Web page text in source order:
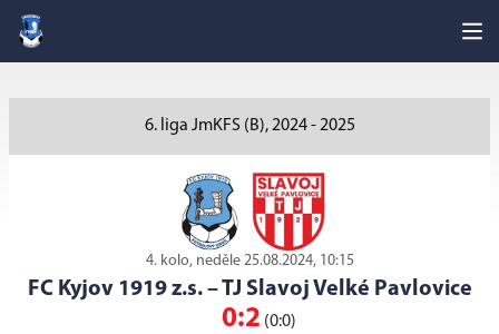
6. liga JmKFS (B), 2024 - 2025
4. kolo, neděle 25.08.2024, 10:15
FC Kyjov 1919 z.s.–TJ Slavoj Velké Pavlovice
0:2 (0:0)